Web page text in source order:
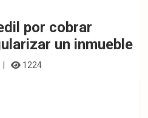
por cobrar
un inmueble
1224